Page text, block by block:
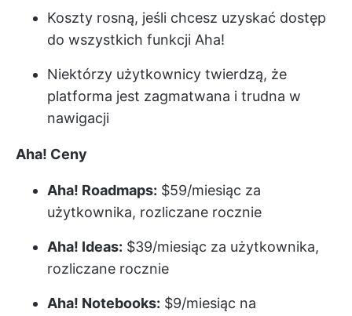
Koszty rosną, jeśli chcesz uzyskać dostęp
do wszystkich funkcji Aha!
Niektórzy użytkownicy twierdzą, że
platforma jest zagmatwana i trudna w
nawigacji
Aha! Ceny
Aha! Roadmaps: $59/miesiąc za
użytkownika, rozliczane rocznie
Aha! Ideas: $39/miesiąc za użytkownika,
rozliczane rocznie
Aha! Notebooks: $9/miesiąc na